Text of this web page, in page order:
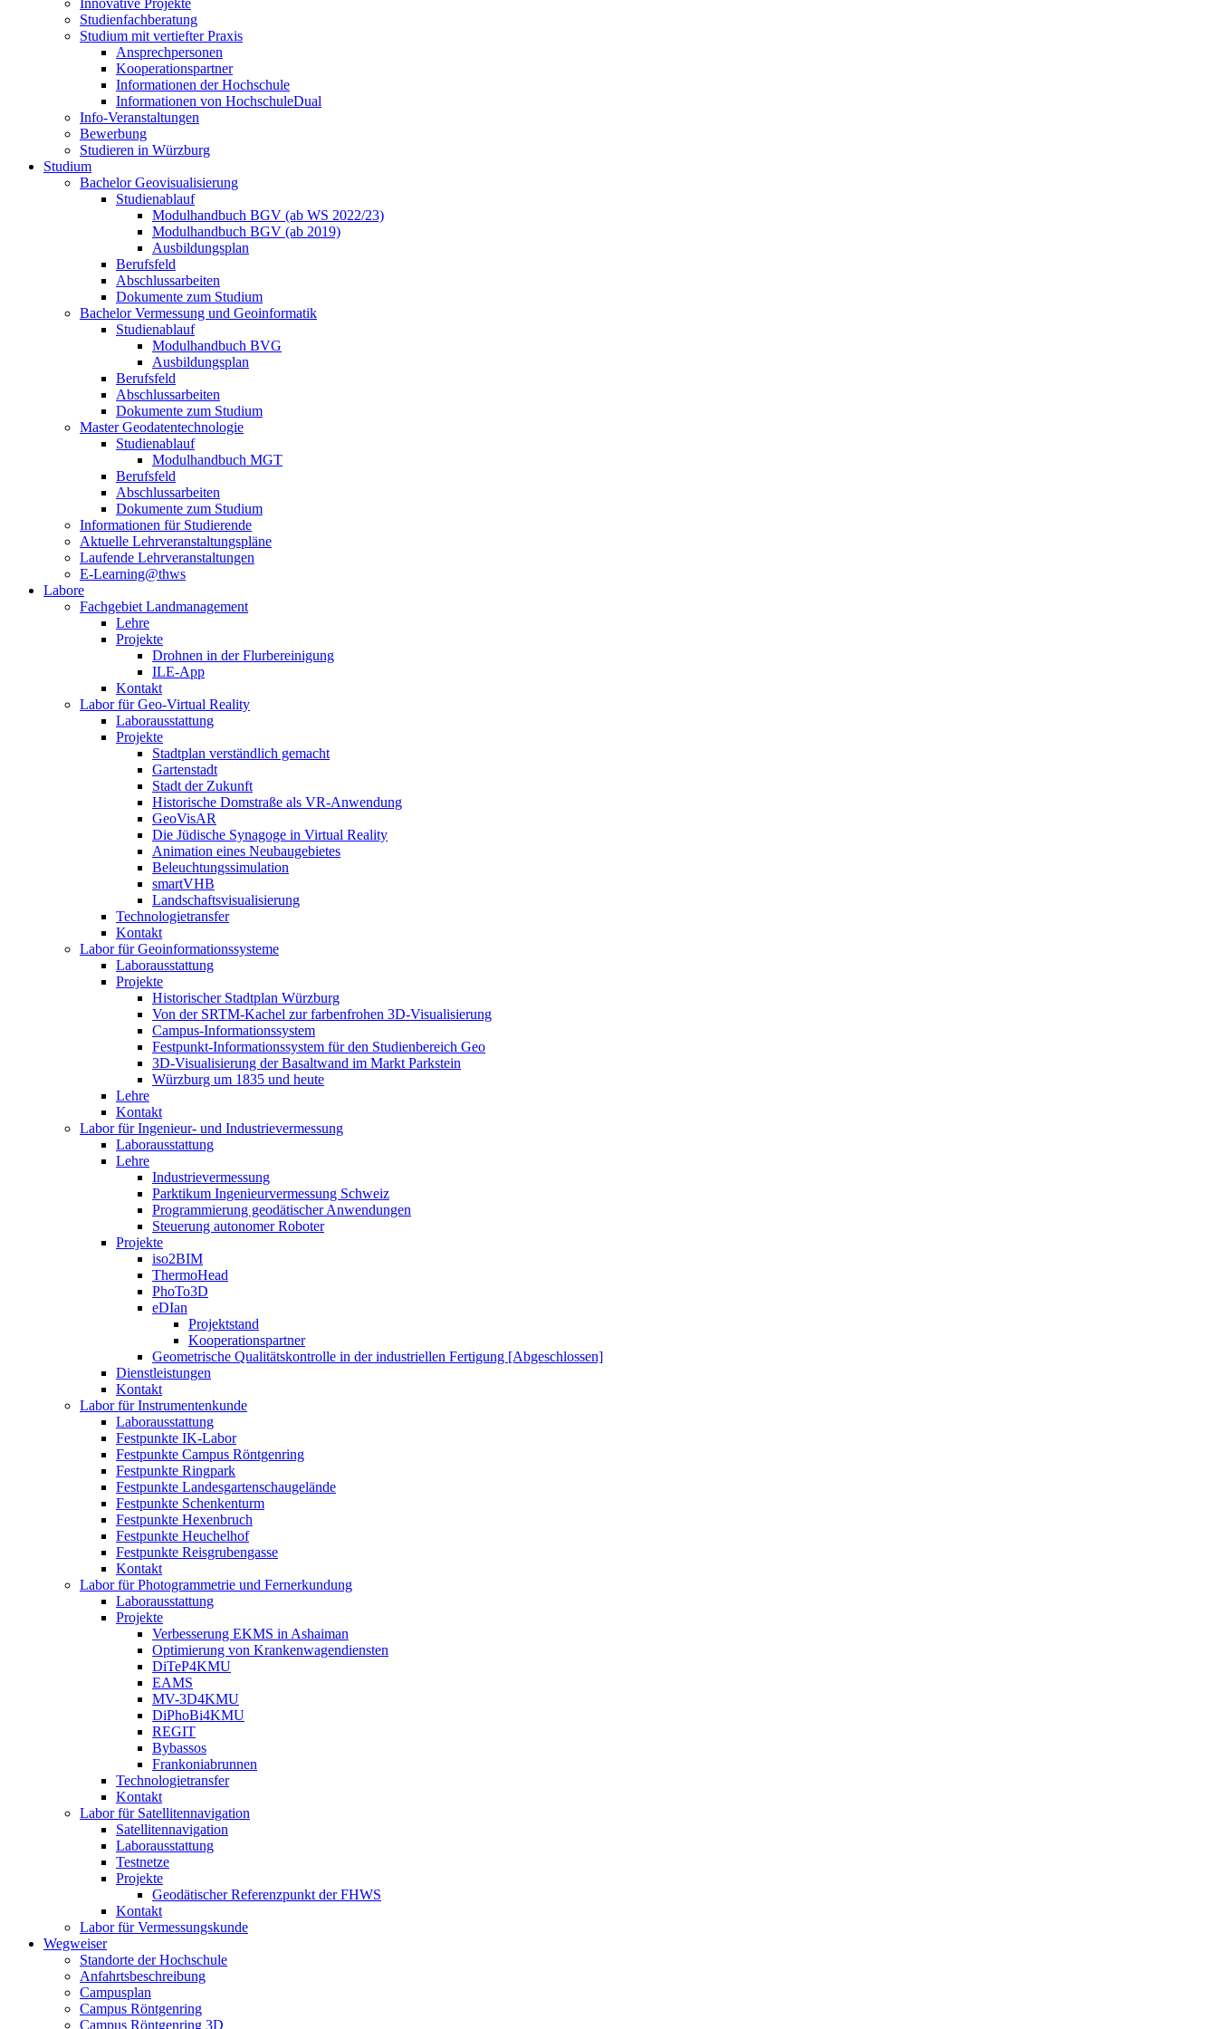
Innovative Projekte
Studienfachberatung
Studium mit vertiefter Praxis
Ansprechpersonen
Kooperationspartner
Informationen der Hochschule
Informationen von HochschuleDual
Info-Veranstaltungen
Bewerbung
Studieren in Würzburg
Studium
Bachelor Geovisualisierung
Studienablauf
Modulhandbuch BGV (ab WS 2022/23)
Modulhandbuch BGV (ab 2019)
Ausbildungsplan
Berufsfeld
Abschlussarbeiten
Dokumente zum Studium
Bachelor Vermessung und Geoinformatik
Studienablauf
Modulhandbuch BVG
Ausbildungsplan
Berufsfeld
Abschlussarbeiten
Dokumente zum Studium
Master Geodatentechnologie
Studienablauf
Modulhandbuch MGT
Berufsfeld
Abschlussarbeiten
Dokumente zum Studium
Informationen für Studierende
Aktuelle Lehrveranstaltungspläne
Laufende Lehrveranstaltungen
E-Learning@thws
Labore
Fachgebiet Landmanagement
Lehre
Projekte
Drohnen in der Flurbereinigung
ILE-App
Kontakt
Labor für Geo-Virtual Reality
Laborausstattung
Projekte
Stadtplan verständlich gemacht
Gartenstadt
Stadt der Zukunft
Historische Domstraße als VR-Anwendung
GeoVisAR
Die Jüdische Synagoge in Virtual Reality
Animation eines Neubaugebietes
Beleuchtungssimulation
smartVHB
Landschaftsvisualisierung
Technologietransfer
Kontakt
Labor für Geoinformationssysteme
Laborausstattung
Projekte
Historischer Stadtplan Würzburg
Von der SRTM-Kachel zur farbenfrohen 3D-Visualisierung
Campus-Informationssystem
Festpunkt-Informationssystem für den Studienbereich Geo
3D-Visualisierung der Basaltwand im Markt Parkstein
Würzburg um 1835 und heute
Lehre
Kontakt
Labor für Ingenieur- und Industrievermessung
Laborausstattung
Lehre
Industrievermessung
Parktikum Ingenieurvermessung Schweiz
Programmierung geodätischer Anwendungen
Steuerung autonomer Roboter
Projekte
iso2BIM
ThermoHead
PhoTo3D
eDIan
Projektstand
Kooperationspartner
Geometrische Qualitätskontrolle in der industriellen Fertigung [Abgeschlossen]
Dienstleistungen
Kontakt
Labor für Instrumentenkunde
Laborausstattung
Festpunkte IK-Labor
Festpunkte Campus Röntgenring
Festpunkte Ringpark
Festpunkte Landesgartenschaugelände
Festpunkte Schenkenturm
Festpunkte Hexenbruch
Festpunkte Heuchelhof
Festpunkte Reisgrubengasse
Kontakt
Labor für Photogrammetrie und Fernerkundung
Laborausstattung
Projekte
Verbesserung EKMS in Ashaiman
Optimierung von Krankenwagendiensten
DiTeP4KMU
EAMS
MV-3D4KMU
DiPhoBi4KMU
REGIT
Bybassos
Frankoniabrunnen
Technologietransfer
Kontakt
Labor für Satellitennavigation
Satellitennavigation
Laborausstattung
Testnetze
Projekte
Geodätischer Referenzpunkt der FHWS
Kontakt
Labor für Vermessungskunde
Wegweiser
Standorte der Hochschule
Anfahrtsbeschreibung
Campusplan
Campus Röntgenring
Campus Röntgenring 3D